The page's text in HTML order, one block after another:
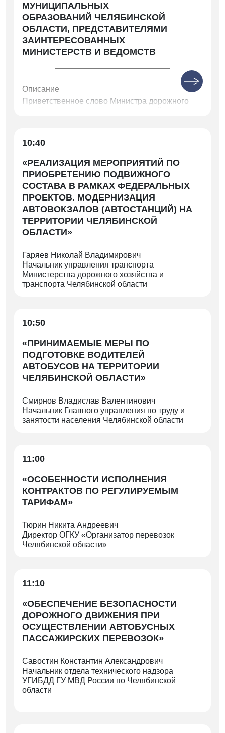
МУНИЦИПАЛЬНЫХ
ОБРАЗОВАНИЙ ЧЕЛЯБИНСКОЙ
ОБЛАСТИ, ПРЕДСТАВИТЕЛЯМИ
ЗАИНТЕРЕСОВАННЫХ
МИНИСТЕРСТВ И ВЕДОМСТВ
Описание
Приветственное слово Министра дорожного
Вступительное слово заместителя Министра
Челябинской области Егорова Александра
Васильевича
Конференц-зал № 1, 3 этаж, ЛА «Трактор»
10:40
«РЕАЛИЗАЦИЯ МЕРОПРИЯТИЙ ПО
ПРИОБРЕТЕНИЮ ПОДВИЖНОГО
СОСТАВА В РАМКАХ ФЕДЕРАЛЬНЫХ
ПРОЕКТОВ. МОДЕРНИЗАЦИЯ
АВТОВОКЗАЛОВ (АВТОСТАНЦИЙ) НА
ТЕРРИТОРИИ ЧЕЛЯБИНСКОЙ
ОБЛАСТИ»
Гаряев Николай Владимирович
Начальник управления транспорта
Министерства дорожного хозяйства и
транспорта Челябинской области
10:50
«ПРИНИМАЕМЫЕ МЕРЫ ПО
ПОДГОТОВКЕ ВОДИТЕЛЕЙ
АВТОБУСОВ НА ТЕРРИТОРИИ
ЧЕЛЯБИНСКОЙ ОБЛАСТИ»
Смирнов Владислав Валентинович
Начальник Главного управления по труду и
занятости населения Челябинской области
11:00
«ОСОБЕННОСТИ ИСПОЛНЕНИЯ
КОНТРАКТОВ ПО РЕГУЛИРУЕМЫМ
ТАРИФАМ»
Тюрин Никита Андреевич
Директор ОГКУ «Организатор перевозок
Челябинской области»
11:10
«ОБЕСПЕЧЕНИЕ БЕЗОПАСНОСТИ
ДОРОЖНОГО ДВИЖЕНИЯ ПРИ
ОСУЩЕСТВЛЕНИИ АВТОБУСНЫХ
ПАССАЖИРСКИХ ПЕРЕВОЗОК»
Савостин Константин Александрович
Начальник отдела технического надзора
УГИБДД ГУ МВД России по Челябинской
области